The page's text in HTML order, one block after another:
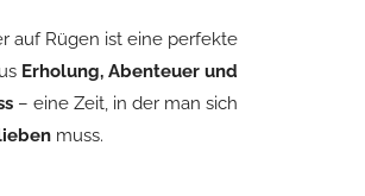
auf Rügen ist eine perfekte
Erholung, Abenteuer und
– eine Zeit, in der man sich
muss.